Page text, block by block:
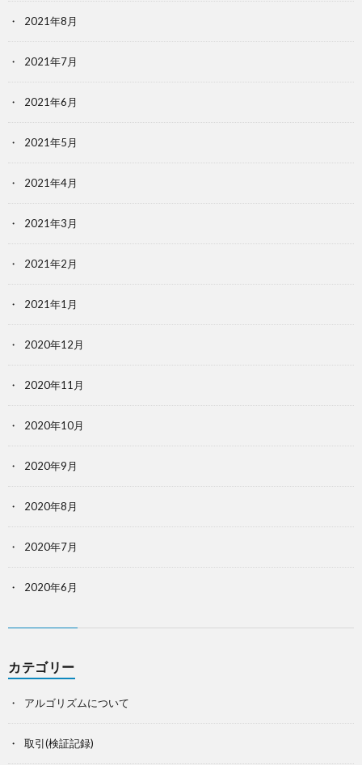
2021年8月
2021年7月
2021年6月
2021年5月
2021年4月
2021年3月
2021年2月
2021年1月
2020年12月
2020年11月
2020年10月
2020年9月
2020年8月
2020年7月
2020年6月
カテゴリー
アルゴリズムについて
取引(検証記録)